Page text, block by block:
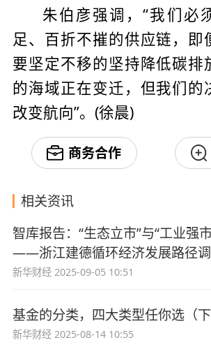
朱伯彦强调，“我们必
足、百折不摧的供应链，即
要坚定不移的坚持降低碳排
的海域正在变迁，但我们的
改变航向”。(徐晨)
商务合作
相关资讯
智库报告：“生态立市”与“工业强
——浙江建德循环经济发展路径
新华财经 2025-09-05 10:51
基金的分类，四大类型任你选（下
新华财经 2025-08-14 10:55